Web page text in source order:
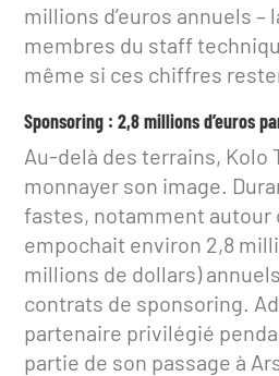
millions d’euros annuels –
membres du staff
même si ces chiffres
Sponsoring : 2,8 millions d’euros
Au-delà des terrains, Kolo
monnayer son image.
fastes, notamment autour
empochait environ 2,8
millions de dollars)
contrats de sponsoring.
partenaire privilégié
partie de son passage à